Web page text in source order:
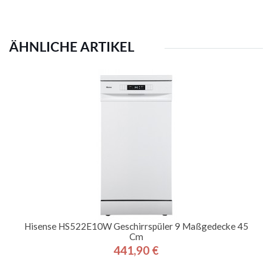
ÄHNLICHE ARTIKEL
Hisense HS522E10W Geschirrspüler 9 Maßgedecke 45
Cm
Preis
441,90 €